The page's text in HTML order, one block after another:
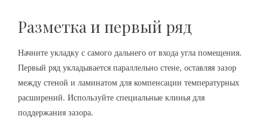
Разметка и первый ряд
Начните укладку с самого дальнего от входа угла помещения.
Первый ряд укладывается параллельно стене, оставляя зазор
между стеной и ламинатом для компенсации температурных
расширений. Используйте специальные клинья для
поддержания зазора.